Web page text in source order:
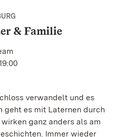
& Familie
verwandelt und es
geht es mit Laternen durch
ganz anders als am
Immer wieder